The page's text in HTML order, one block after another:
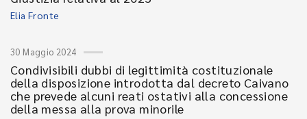
Elia Fronte
30 Maggio 2024
Condivisibili dubbi di legittimità costituzionale
della disposizione introdotta dal decreto Caivano
che prevede alcuni reati ostativi alla concessione
della messa alla prova minorile